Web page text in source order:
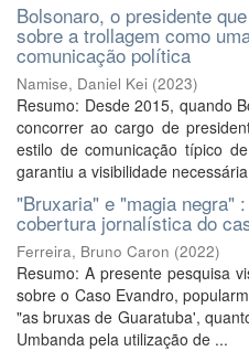
Bolsonaro, o presidente
sobre a trollagem como
comunicação política
Namise, Daniel Kei (2023)
Resumo: Desde 2015, quando
concorrer ao cargo de
estilo de comunicação típico
garantiu a visibilidade
"Bruxaria" e "magia negra"
cobertura jornalística do
Ferreira, Bruno Caron (2022)
Resumo: A presente pesquisa
sobre o Caso Evandro,
"as bruxas de Guaratuba',
Umbanda pela utilização de ...